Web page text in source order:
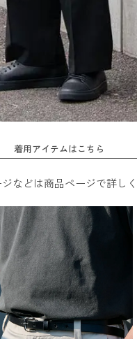
着用アイテムはこちら
などは商品ページで詳し